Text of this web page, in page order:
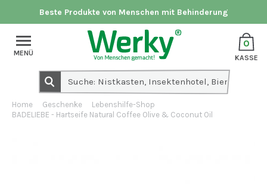
Beste Produkte von Menschen mit Behinderung
0
KASSE
MENÜ
Home Geschenke
Lebenshilfe-Shop
BADELIEBE - Hartseife Natural Coffee Olive & Coconut Oil